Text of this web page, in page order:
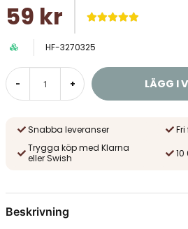
59 kr
HF-3270325
- + LÄGG I
Snabba leveranser
Trygga köp med Klarna
eller Swish
Beskrivning